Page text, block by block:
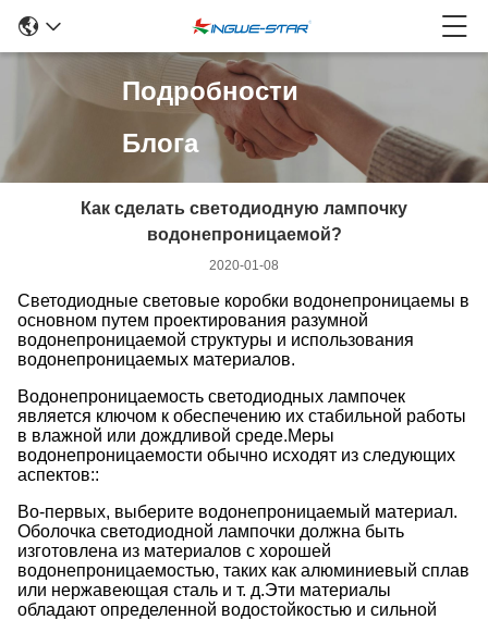
Подробности
Блога
Как сделать светодиодную лампочку
водонепроницаемой?
2020-01-08
Светодиодные световые коробки водонепроницаемы в
основном путем проектирования разумной
водонепроницаемой структуры и использования
водонепроницаемых материалов.
Водонепроницаемость светодиодных лампочек
является ключом к обеспечению их стабильной работы
в влажной или дождливой среде.Меры
водонепроницаемости обычно исходят из следующих
аспектов::
Во-первых, выберите водонепроницаемый материал.
Оболочка светодиодной лампочки должна быть
изготовлена из материалов с хорошей
водонепроницаемостью, таких как алюминиевый сплав
или нержавеющая сталь и т. д.Эти материалы
обладают определенной водостойкостью и сильной